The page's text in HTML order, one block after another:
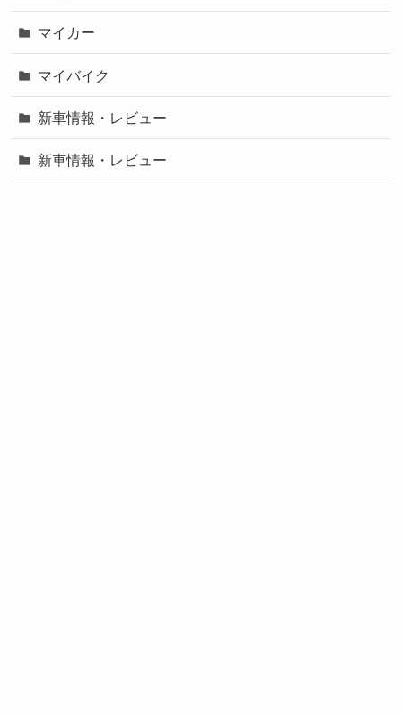
マイカー
マイバイク
新車情報・レビュー
新車情報・レビュー